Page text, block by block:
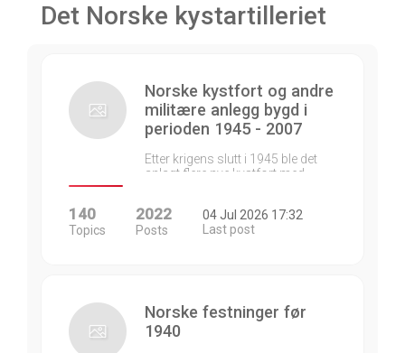
Det Norske kystartilleriet
Norske kystfort og andre
militære anlegg bygd i
perioden 1945 - 2007
Etter krigens slutt i 1945 ble det
anlagt flere nye kystfort med…
140
Topics
2022
Posts
04 Jul 2026 17:32
Last post
Norske festninger før
1940